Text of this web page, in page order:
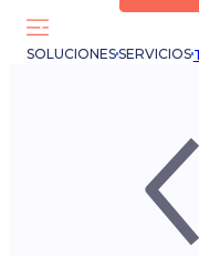
SOLUCIONESSERVICIOS